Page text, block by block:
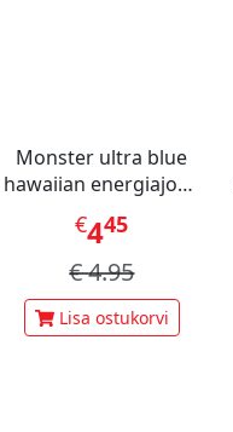
Monster ultra blue
hawaiian energiajook
473ml
€445
€4.95
Lisa ostukorvi